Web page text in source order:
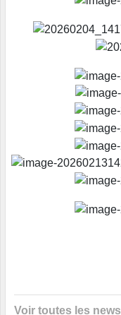
Voir toutes les news